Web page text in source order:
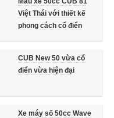
Việt Thái với thiết kế
phong cách cổ điển
CUB New 50 vừa cổ
điển vừa hiện đại
Xe máy số 50cc Wave